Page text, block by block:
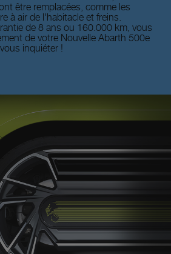
être remplacées, comme les
à air de l'habitacle et freins.
de 8 ans ou 160.000 km, vous
de votre Nouvelle Abarth 500e
inquiéter !